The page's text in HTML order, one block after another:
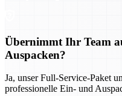
Übernimmt Ihr Team
Auspacken?
Ja, unser Full-Service-Paket
professionelle Ein- und